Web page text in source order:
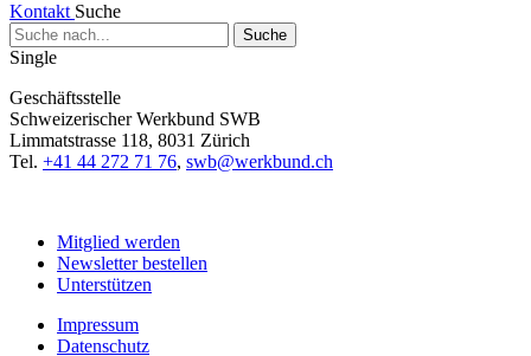
Kontakt Suche
Suche
nach...
Single
Geschäftsstelle
Schweizerischer Werkbund SWB
Limmatstrasse 118, 8031 Zürich
Tel. +41 44 272 71 76, swb@werkbund.ch
Mitglied werden
Newsletter bestellen
Unterstützen
Impressum
Datenschutz